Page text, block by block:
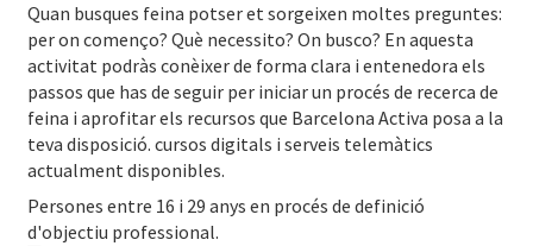
Quan busques feina potser et sorgeixen moltes preguntes:
per on començo? Què necessito? On busco? En aquesta
activitat podràs conèixer de forma clara i entenedora els
passos que has de seguir per iniciar un procés de recerca de
feina i aprofitar els recursos que Barcelona Activa posa a la
teva disposició. cursos digitals i serveis telemàtics
actualment disponibles.
Persones entre 16 i 29 anys en procés de definició
d'objectiu professional.